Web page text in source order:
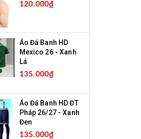
120.000₫
Áo Đá Banh HD
Mexico 26 - Xanh
Lá
135.000₫
Áo Đá Banh HD ĐT
Pháp 26/27 - Xanh
Đen
135.000₫